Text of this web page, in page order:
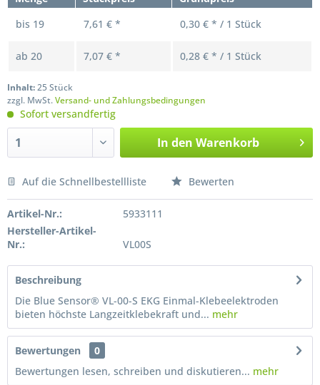
bis 19 7,61 € * 0,30 € * / 1 Stück
ab 20 7,07 € * 0,28 € * / 1 Stück
Inhalt:25 Stück
zzgl. MwSt.Versand- und Zahlungsbedingungen
Sofort versandfertig
In den Warenkorb
Preis anfragen
Auf die Schnellbestellliste Bewerten
Artikel-Nr.:
5933111
Hersteller-Artikel-
Nr.:
VL00S
Beschreibung
Die Blue Sensor® VL-00-S EKG Einmal-Klebeelektroden
bieten höchste Langzeitklebekraft und... mehr
Bewertungen
0
Bewertungen lesen, schreiben und diskutieren... mehr